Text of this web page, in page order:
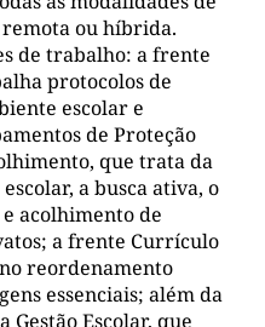
ou híbrida.
de trabalho: a frente
protocolos de
escolar e
de Proteção
que trata da
a busca ativa, o
acolhimento de
a frente Currículo
reordenamento
essenciais; além da
Escolar, que